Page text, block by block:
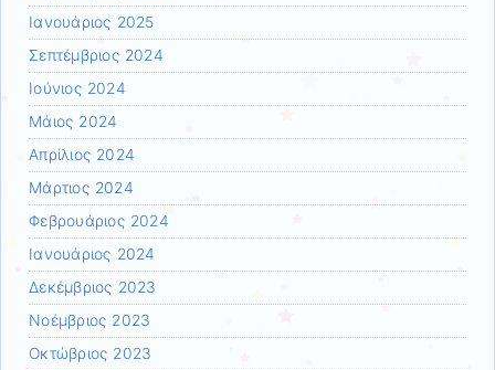
Ιανουάριος 2025
Σεπτέμβριος 2024
Ιούνιος 2024
Μάιος 2024
Απρίλιος 2024
Μάρτιος 2024
Φεβρουάριος 2024
Ιανουάριος 2024
Δεκέμβριος 2023
Νοέμβριος 2023
Οκτώβριος 2023